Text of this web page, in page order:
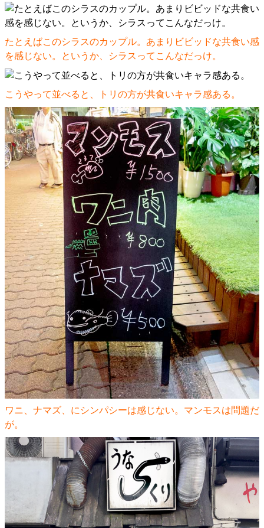
たとえばこのシラスのカップル。あまりビビッドな共食い感
を感じない。というか、シラスってこんなだっけ。
こうやって並べると、トリの方が共食いキャラ感ある。
ワニ、ナマズ、にシンパシーは感じない。マンモスは問題だ
が。